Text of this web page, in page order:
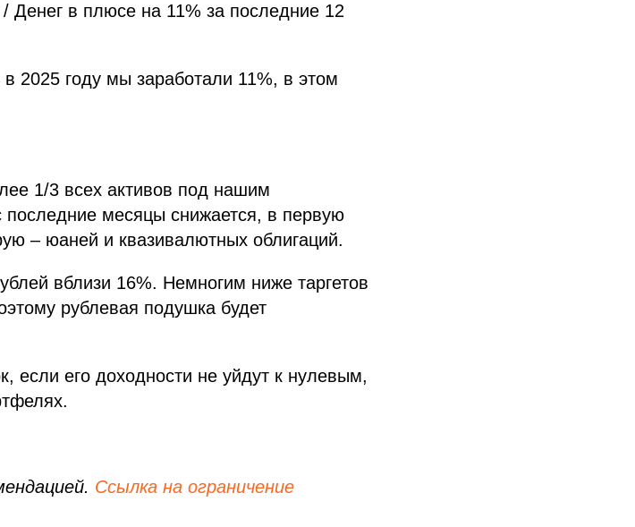
Денег в плюсе на 11% за последние 12
2025 году мы заработали 11%, в этом
1/3 всех активов под нашим
месяцы снижается, в первую
– юаней и квазивалютных облигаций.
вблизи 16%. Немногим ниже таргетов
рублевая подушка будет
его доходности не уйдут к нулевым,
Ссылка на ограничение